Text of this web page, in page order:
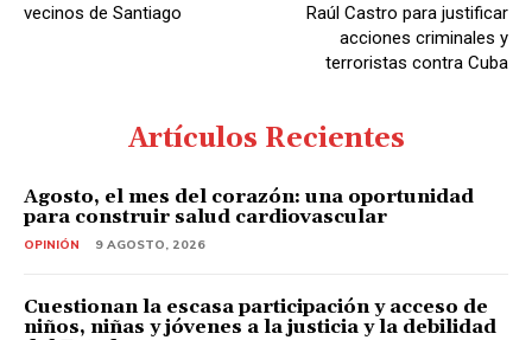
d
o
vecinos de Santiago
Raúl Castro para justificar
acciones criminales y
terroristas contra Cuba
Artículos Recientes
Agosto, el mes del corazón: una oportunidad
para construir salud cardiovascular
OPINIÓN 9 AGOSTO, 2026
Cuestionan la escasa participación y acceso de
niños, niñas y jóvenes a la justicia y la debilidad